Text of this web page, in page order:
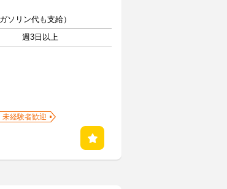
ソリン代も支給）
週3日以上
未経験者歓迎